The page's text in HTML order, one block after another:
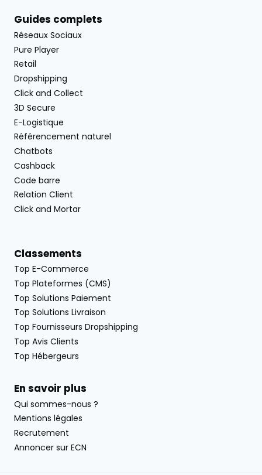
Guides complets
Réseaux Sociaux
Pure Player
Retail
Dropshipping
Click and Collect
3D Secure
E-Logistique
Référencement naturel
Chatbots
Cashback
Code barre
Relation Client
Click and Mortar
Classements
Top E-Commerce
Top Plateformes (CMS)
Top Solutions Paiement
Top Solutions Livraison
Top Fournisseurs Dropshipping
Top Avis Clients
Top Hébergeurs
En savoir plus
Qui sommes-nous ?
Mentions légales
Recrutement
Annoncer sur ECN